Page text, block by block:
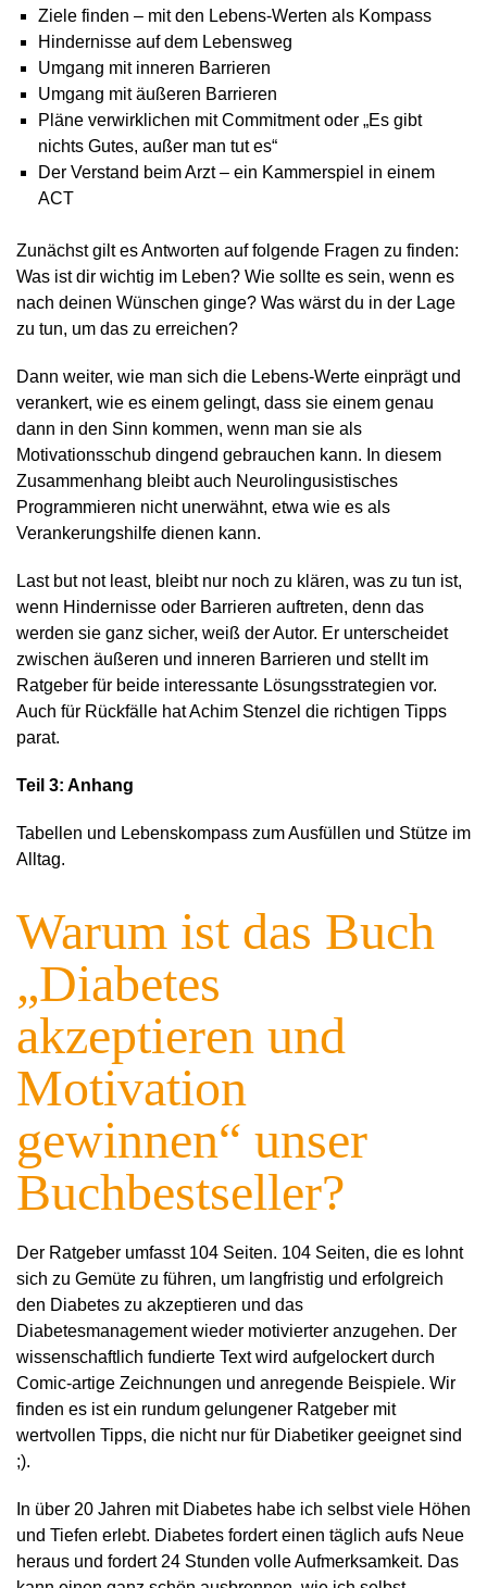
Ziele finden – mit den Lebens-Werten als Kompass
Hindernisse auf dem Lebensweg
Umgang mit inneren Barrieren
Umgang mit äußeren Barrieren
Pläne verwirklichen mit Commitment oder „Es gibt
nichts Gutes, außer man tut es“
Der Verstand beim Arzt – ein Kammerspiel in einem
ACT
Zunächst gilt es Antworten auf folgende Fragen zu finden:
Was ist dir wichtig im Leben? Wie sollte es sein, wenn es
nach deinen Wünschen ginge? Was wärst du in der Lage
zu tun, um das zu erreichen?
Dann weiter, wie man sich die Lebens-Werte einprägt und
verankert, wie es einem gelingt, dass sie einem genau
dann in den Sinn kommen, wenn man sie als
Motivationsschub dingend gebrauchen kann. In diesem
Zusammenhang bleibt auch Neurolingusistisches
Programmieren nicht unerwähnt, etwa wie es als
Verankerungshilfe dienen kann.
Last but not least, bleibt nur noch zu klären, was zu tun ist,
wenn Hindernisse oder Barrieren auftreten, denn das
werden sie ganz sicher, weiß der Autor. Er unterscheidet
zwischen äußeren und inneren Barrieren und stellt im
Ratgeber für beide interessante Lösungsstrategien vor.
Auch für Rückfälle hat Achim Stenzel die richtigen Tipps
parat.
Teil 3: Anhang
Tabellen und Lebenskompass zum Ausfüllen und Stütze im
Alltag.
Warum ist das Buch
„Diabetes
akzeptieren und
Motivation
gewinnen“ unser
Buchbestseller?
Der Ratgeber umfasst 104 Seiten. 104 Seiten, die es lohnt
sich zu Gemüte zu führen, um langfristig und erfolgreich
den Diabetes zu akzeptieren und das
Diabetesmanagement wieder motivierter anzugehen. Der
wissenschaftlich fundierte Text wird aufgelockert durch
Comic-artige Zeichnungen und anregende Beispiele. Wir
finden es ist ein rundum gelungener Ratgeber mit
wertvollen Tipps, die nicht nur für Diabetiker geeignet sind
;).
In über 20 Jahren mit Diabetes habe ich selbst viele Höhen
und Tiefen erlebt. Diabetes fordert einen täglich aufs Neue
heraus und fordert 24 Stunden volle Aufmerksamkeit. Das